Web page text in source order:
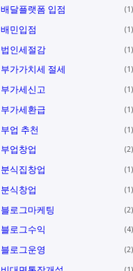
배달플랫폼 입점 1
배민입점 1
법인세절감 1
부가가치세 절세 1
부가세신고 1
부가세환급 1
부업 추천 1
부업창업 2
분식집창업 1
분식창업 1
블로그마케팅 2
블로그수익 4
블로그운영 2